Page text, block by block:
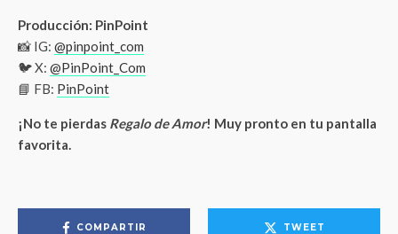
Producción: PinPoint
📸 IG: @pinpoint_com
🐦 X: @PinPoint_Com
📘 FB: PinPoint
¡No te pierdas Regalo de Amor! Muy pronto en tu pantalla
favorita.
COMPARTIR TWEET